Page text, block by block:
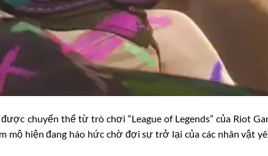
chuyển thể từ trò chơi “League of Legends” của Riot
mộ hiện đang háo hức chờ đợi sự trở lại của các nhân vật